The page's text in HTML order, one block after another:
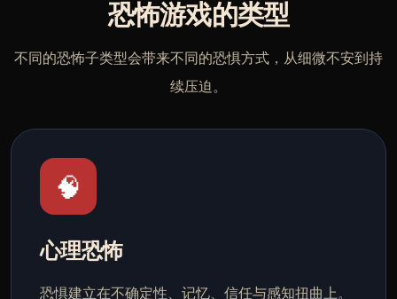
恐怖游戏的类型
不同的恐怖子类型会带来不同的恐惧方式，从细微不安到持
续压迫。
🧠
心理恐怖
恐惧建立在不确定性、记忆、信任与感知扭曲上。